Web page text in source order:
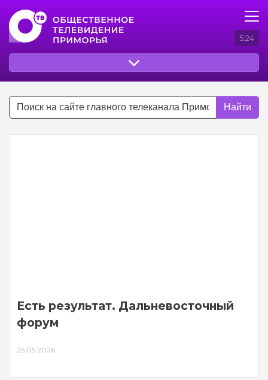
5:24
Найти
Есть результат. Дальневосточный
форум
25.05.2026